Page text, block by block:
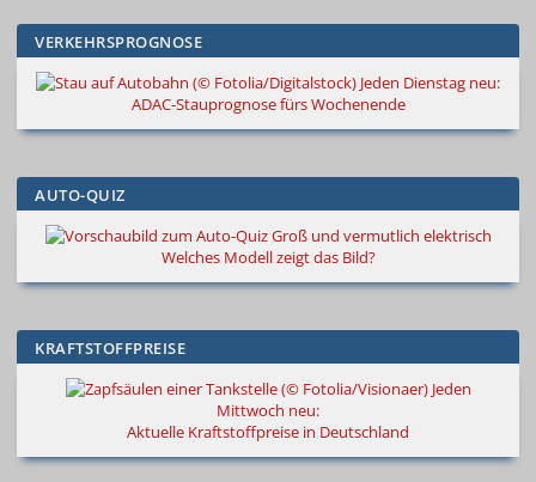
VERKEHRSPROGNOSE
Jeden Dienstag neu:
ADAC-Stauprognose fürs Wochenende
AUTO-QUIZ
Groß und vermutlich elektrisch
Welches Modell zeigt das Bild?
KRAFTSTOFFPREISE
Jeden
Mittwoch neu:
Aktuelle Kraftstoffpreise in Deutschland